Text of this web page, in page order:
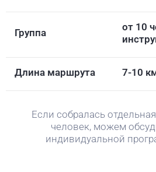
Группа
от 10
Длина маршрута 7-10
Если собралась
человек, можем
индивидуальной